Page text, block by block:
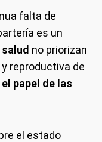
falta de
es un
no priorizan
reproductiva de
papel de las
el estado